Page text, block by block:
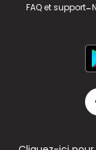
FAQ et support-